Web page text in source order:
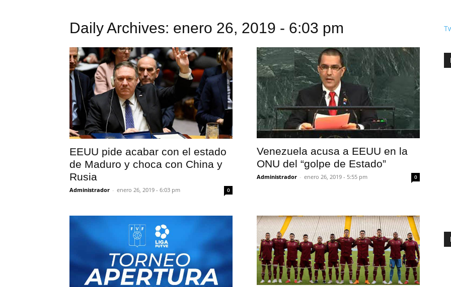
Daily Archives: enero 26, 2019 - 6:03 pm
EEUU pide acabar con el estado
de Maduro y choca con China y
Rusia
Administrador - enero 26, 2019 - 6:03 pm 0
Venezuela acusa a EEUU en la
ONU del “golpe de Estado”
Administrador - enero 26, 2019 - 5:55 pm 0